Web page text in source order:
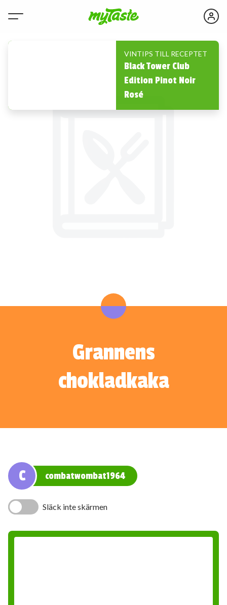
VINTIPS TILL RECEPTET
Black Tower Club
Edition Pinot Noir
Rosé
Grannens
chokladkaka
C combatwombat1964
Släck inte skärmen